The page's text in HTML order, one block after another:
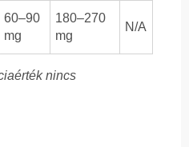
60–90
mg
180–270
mg
N/A
nincs